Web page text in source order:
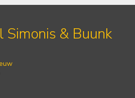
Simonis & Buunk